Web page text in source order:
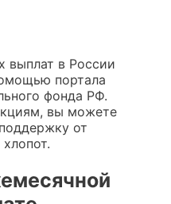
выплат в России
портала
фонда РФ.
вы можете
от